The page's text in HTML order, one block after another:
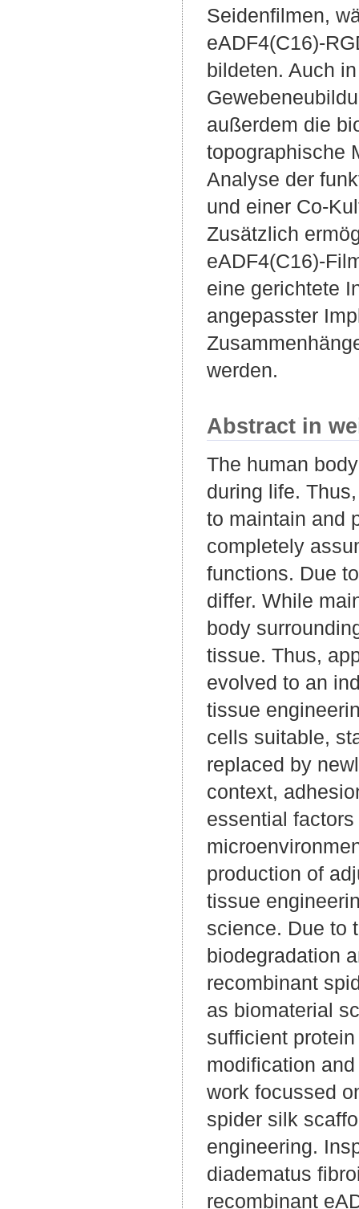
Seidenfilmen,
eADF4(C16)-
bildeten. Auch
außerdem die
topographische
Analyse der
und einer Co-
Zusätzlich
eADF4(C16)-
eine gerichtete
angepasster
werden.
Abstract in
The human
during life.
to maintain and
completely
functions. Due
differ. While
body
tissue. Thus,
evolved to an
tissue
cells suitable,
replaced by
context,
essential
production of
tissue
science. Due to
biodegradation
recombinant
as biomaterial
sufficient
modification
work focussed
spider silk
engineering.
diadematus
recombinant